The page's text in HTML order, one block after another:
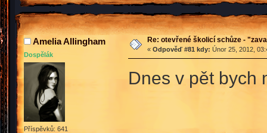
Amelia Allingham
Dospělák
Příspěvků: 641
Re: otevřené školicí schůze -
« Odpověď #81 kdy: Únor 25, 2012,
Dnes v pět bych